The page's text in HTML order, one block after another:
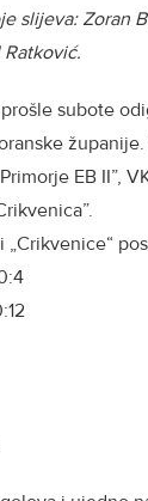
slijeva: Zoran
subote
EB II”,